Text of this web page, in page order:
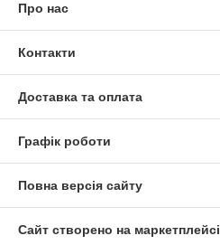
Про нас
Контакти
Доставка та оплата
Графік роботи
Повна версія сайту
Сайт створено на маркетплейсі